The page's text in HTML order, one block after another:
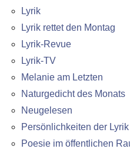
Lyrik
Lyrik rettet den Montag
Lyrik-Revue
Lyrik-TV
Melanie am Letzten
Naturgedicht des Monats
Neugelesen
Persönlichkeiten der Lyrik
Poesie im öffentlichen